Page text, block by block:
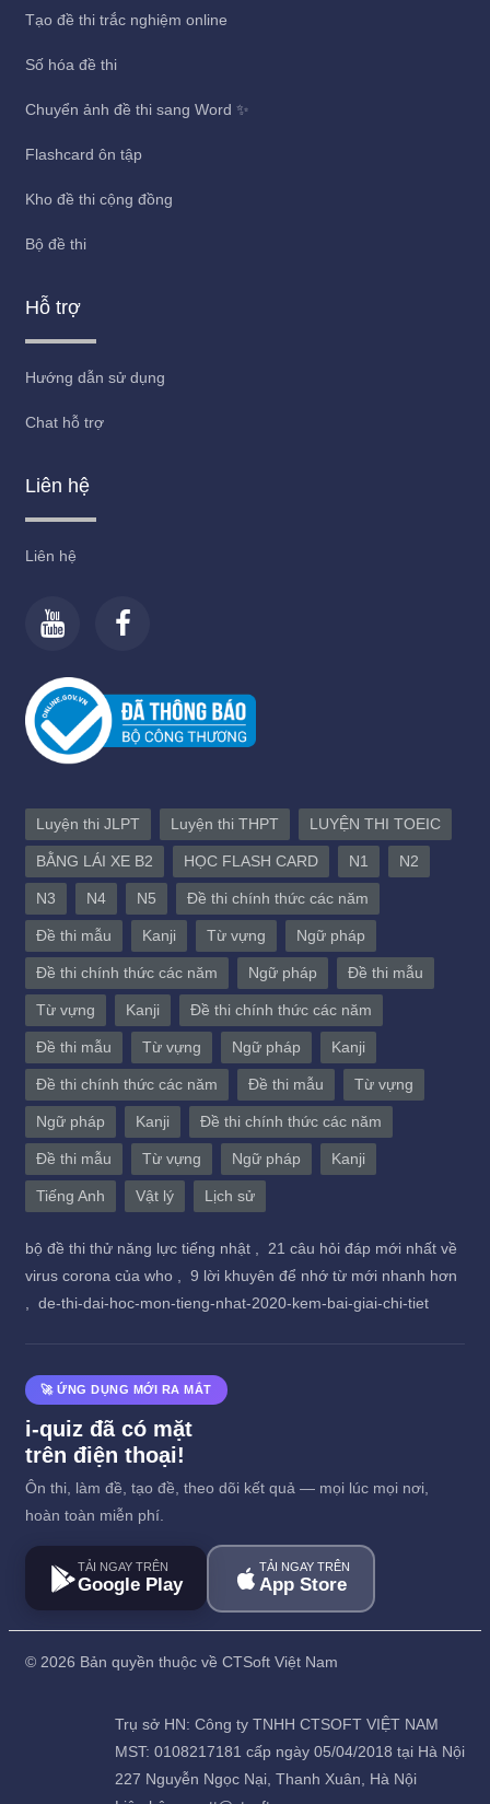
Tạo đề thi trắc nghiệm online
Số hóa đề thi
Chuyển ảnh đề thi sang Word ✨
Flashcard ôn tập
Kho đề thi cộng đồng
Bộ đề thi
Hỗ trợ
Hướng dẫn sử dụng
Chat hỗ trợ
Liên hệ
Liên hệ
Luyện thi JLPT Luyện thi THPT LUYỆN THI TOEIC
BẰNG LÁI XE B2 HỌC FLASH CARD N1 N2
N3 N4 N5 Đề thi chính thức các năm
Đề thi mẫu Kanji Từ vựng Ngữ pháp
Đề thi chính thức các năm Ngữ pháp Đề thi mẫu
Từ vựng Kanji Đề thi chính thức các năm
Đề thi mẫu Từ vựng Ngữ pháp Kanji
Đề thi chính thức các năm Đề thi mẫu Từ vựng
Ngữ pháp Kanji Đề thi chính thức các năm
Đề thi mẫu Từ vựng Ngữ pháp Kanji
Tiếng Anh Vật lý Lịch sử
bộ đề thi thử năng lực tiếng nhật ,
21 câu hỏi đáp mới nhất về
virus corona của who ,
9 lời khuyên để nhớ từ mới nhanh hơn
de-thi-dai-hoc-mon-tieng-nhat-2020-kem-bai-giai-chi-tiet
🚀 ỨNG DỤNG MỚI RA MẮT
i-quiz đã có mặt
trên điện thoại!
Ôn thi, làm đề, tạo đề, theo dõi kết quả — mọi lúc mọi nơi,
hoàn toàn miễn phí.
TẢI NGAY TRÊN
Google Play
TẢI NGAY TRÊN
App Store
© 2026 Bản quyền thuộc về CTSoft Việt Nam
Trụ sở HN: Công ty TNHH CTSOFT VIỆT NAM
MST: 0108217181 cấp ngày 05/04/2018 tại Hà Nội
227 Nguyễn Ngọc Nại, Thanh Xuân, Hà Nội